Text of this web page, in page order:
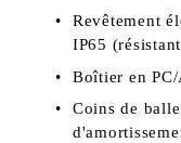
Revêtement
IP65
Boîtier en
Coins de